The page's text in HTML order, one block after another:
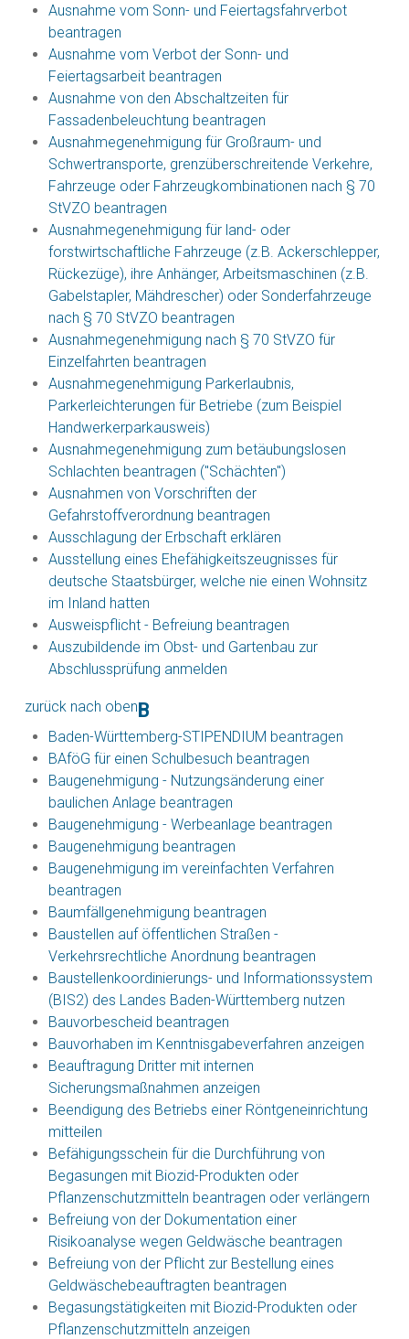
Ausnahme vom Sonn- und Feiertagsfahrverbot
beantragen
Ausnahme vom Verbot der Sonn- und
Feiertagsarbeit beantragen
Ausnahme von den Abschaltzeiten für
Fassadenbeleuchtung beantragen
Ausnahmegenehmigung für Großraum- und
Schwertransporte, grenzüberschreitende Verkehre,
Fahrzeuge oder Fahrzeugkombinationen nach § 70
StVZO beantragen
Ausnahmegenehmigung für land- oder
forstwirtschaftliche Fahrzeuge (z.B. Ackerschlepper,
Rückezüge), ihre Anhänger, Arbeitsmaschinen (z.B.
Gabelstapler, Mähdrescher) oder Sonderfahrzeuge
nach § 70 StVZO beantragen
Ausnahmegenehmigung nach § 70 StVZO für
Einzelfahrten beantragen
Ausnahmegenehmigung Parkerlaubnis,
Parkerleichterungen für Betriebe (zum Beispiel
Handwerkerparkausweis)
Ausnahmegenehmigung zum betäubungslosen
Schlachten beantragen ("Schächten")
Ausnahmen von Vorschriften der
Gefahrstoffverordnung beantragen
Ausschlagung der Erbschaft erklären
Ausstellung eines Ehefähigkeitszeugnisses für
deutsche Staatsbürger, welche nie einen Wohnsitz
im Inland hatten
Ausweispflicht - Befreiung beantragen
Auszubildende im Obst- und Gartenbau zur
Abschlussprüfung anmelden
zurück nach obenB
Baden-Württemberg-STIPENDIUM beantragen
BAföG für einen Schulbesuch beantragen
Baugenehmigung - Nutzungsänderung einer
baulichen Anlage beantragen
Baugenehmigung - Werbeanlage beantragen
Baugenehmigung beantragen
Baugenehmigung im vereinfachten Verfahren
beantragen
Baumfällgenehmigung beantragen
Baustellen auf öffentlichen Straßen -
Verkehrsrechtliche Anordnung beantragen
Baustellenkoordinierungs- und Informationssystem
(BIS2) des Landes Baden-Württemberg nutzen
Bauvorbescheid beantragen
Bauvorhaben im Kenntnisgabeverfahren anzeigen
Beauftragung Dritter mit internen
Sicherungsmaßnahmen anzeigen
Beendigung des Betriebs einer Röntgeneinrichtung
mitteilen
Befähigungsschein für die Durchführung von
Begasungen mit Biozid-Produkten oder
Pflanzenschutzmitteln beantragen oder verlängern
Befreiung von der Dokumentation einer
Risikoanalyse wegen Geldwäsche beantragen
Befreiung von der Pflicht zur Bestellung eines
Geldwäschebeauftragten beantragen
Begasungstätigkeiten mit Biozid-Produkten oder
Pflanzenschutzmitteln anzeigen